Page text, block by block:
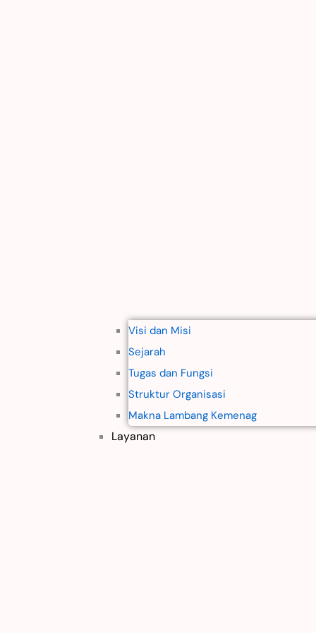
Visi dan Misi
Sejarah
Tugas dan Fungsi
Struktur Organisasi
Makna Lambang Kemenag
Layanan